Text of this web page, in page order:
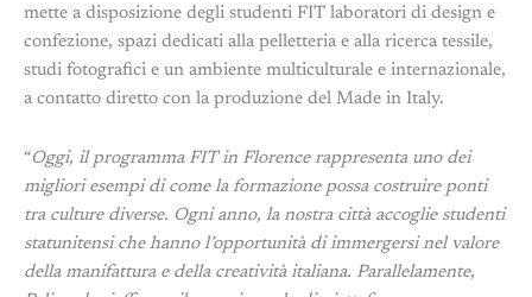
mette a disposizione degli studenti FIT laboratori di design e
confezione, spazi dedicati alla pelletteria e alla ricerca tessile,
studi fotografici e un ambiente multiculturale e internazionale,
a contatto diretto con la produzione del Made in Italy.
“Oggi, il programma FIT in Florence rappresenta uno dei
migliori esempi di come la formazione possa costruire ponti
tra culture diverse. Ogni anno, la nostra città accoglie studenti
statunitensi che hanno l’opportunità di immergersi nel valore
della manifattura e della creatività italiana. Parallelamente,